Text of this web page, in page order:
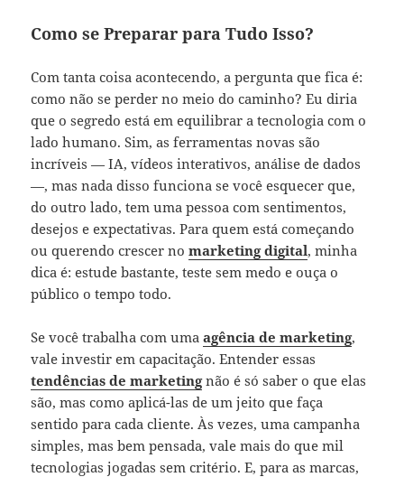
Como se Preparar para Tudo Isso?
Com tanta coisa acontecendo, a pergunta que fica é:
como não se perder no meio do caminho? Eu diria
que o segredo está em equilibrar a tecnologia com o
lado humano. Sim, as ferramentas novas são
incríveis — IA, vídeos interativos, análise de dados
—, mas nada disso funciona se você esquecer que,
do outro lado, tem uma pessoa com sentimentos,
desejos e expectativas. Para quem está começando
ou querendo crescer nomarketing digital, minha
dica é: estude bastante, teste sem medo e ouça o
público o tempo todo.
Se você trabalha com umaagência de marketing,
vale investir em capacitação. Entender essas
tendências de marketingnão é só saber o que elas
são, mas como aplicá-las de um jeito que faça
sentido para cada cliente. Às vezes, uma campanha
simples, mas bem pensada, vale mais do que mil
tecnologias jogadas sem critério. E, para as marcas,